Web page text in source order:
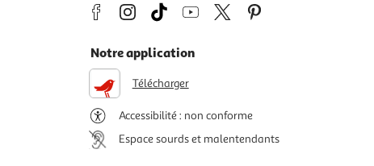
Notre application
Télécharger
Accessibilité : non conforme
Espace sourds et malentendants